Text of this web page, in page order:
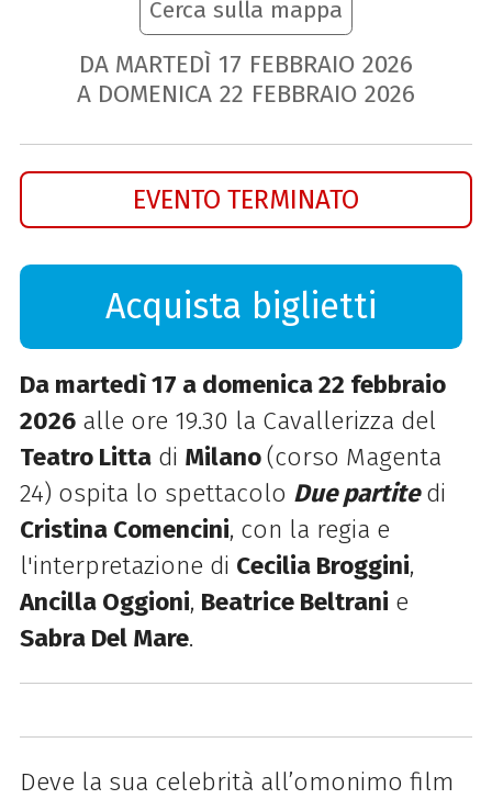
Cerca sulla mappa
DA MARTEDÌ 17 FEBBRAIO 2026
A DOMENICA 22 FEBBRAIO 2026
EVENTO TERMINATO
Acquista biglietti
Da martedì 17 a domenica 22 febbraio
2026alle ore 19.30 la Cavallerizza del
Teatro Littadi Milano(corso Magenta
24) ospita lo spettacolo Due partitedi
Cristina Comencini, con la regia e
l'interpretazione di Cecilia Broggini,
Ancilla Oggioni, Beatrice Beltrani e
Sabra Del Mare.
Deve la sua celebrità all’omonimo film